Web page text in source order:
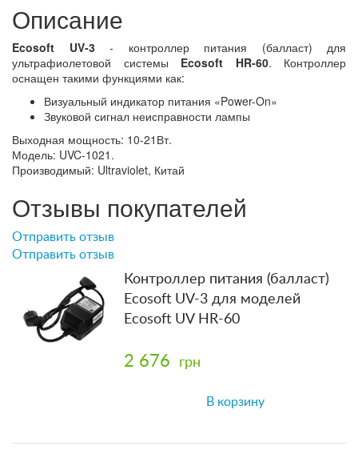
Описание
Ecosoft UV-3- контроллер питания (балласт) для
ультрафиолетовой системы Ecosoft HR-60. Контроллер
оснащен такими функциями как:
Визуальный индикатор питания «Power-On»
Звуковой сигнал неисправности лампы
Выходная мощность: 10-21Вт.
Модель: UVC-1021.
Производимый: Ultraviolet, Китай
Отзывы покупателей
Отправить отзыв
Отправить отзыв
Контроллер питания (балласт)
Ecosoft UV-3 для моделей
Ecosoft UV HR-60
2 676 грн
В корзину